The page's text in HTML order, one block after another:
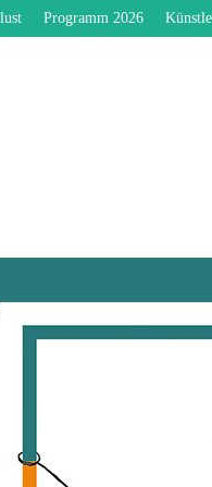
Programm 2026